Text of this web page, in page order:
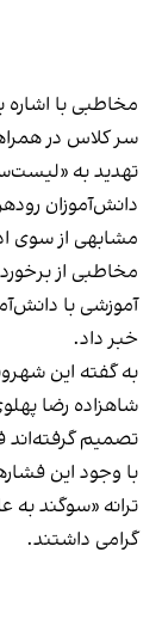
مخاطبی با
سر کلاس در
تهدید به
دانش‌آموزان
مشابهی از سوی
مخاطبی از
آموزشی با
خبر داد.
به گفته این
شاهزاده رضا
تصمیم گرفته‌اند
با وجود این
ترانه «‌سوگند به
گرامی داشتند.